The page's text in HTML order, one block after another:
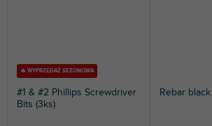
🔥 WYPRZEDAŻ SEZONOWA
#1 & #2 Phillips Screwdriver
Bits (3ks)
Rebar black